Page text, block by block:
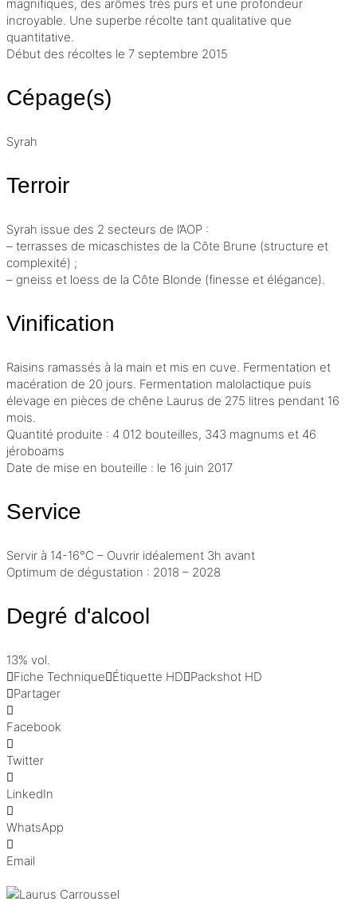
magnifiques, des arômes très purs et une profondeur
incroyable. Une superbe récolte tant qualitative que
quantitative.
Début des récoltes le 7 septembre 2015
Cépage(s)
Syrah
Terroir
Syrah issue des 2 secteurs de l’AOP :
– terrasses de micaschistes de la Côte Brune (structure et
complexité) ;
– gneiss et loess de la Côte Blonde (finesse et élégance).
Vinification
Raisins ramassés à la main et mis en cuve. Fermentation et
macération de 20 jours. Fermentation malolactique puis
élevage en pièces de chêne Laurus de 275 litres pendant 16
mois.
Quantité produite : 4 012 bouteilles, 343 magnums et 46
jéroboams
Date de mise en bouteille : le 16 juin 2017
Service
Servir à 14-16°C – Ouvrir idéalement 3h avant
Optimum de dégustation : 2018 – 2028
Degré d'alcool
13% vol.
Fiche Technique Étiquette HD Packshot HD
Partager
Facebook
Twitter
LinkedIn
WhatsApp
Email